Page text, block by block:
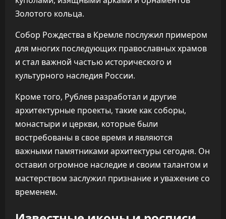
Золотого кольца.
Собор Рождества в Кремле послужил примером
для многих последующих православных храмов
и стал важной частью исторического и
культурного наследия России.
Кроме того, Рублев разработал и другие
архитектурные проекты, такие как соборы,
монастыри и церкви, которые были
востребованы в свое время и являются
важными памятниками архитектуры сегодня. Он
оставил огромное наследие и своим талантом и
мастерством заслужил признание и уважение со
временем.